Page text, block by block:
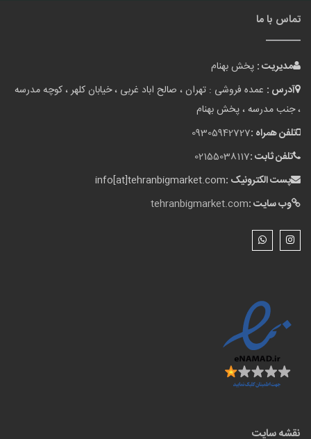
تماس با ما
مدیریت : پخش بهنام
آدرس : عمده فروشی : تهران ، صالح اباد غربی ، خیابان کلهر ، کوچه مدرسه
، جنب مدرسه ، پخش بهنام
تلفن همراه :09305942727
تلفن ثابت :02155038117
پست الکترونیک :info[at]tehranbigmarket.com
وب سایت :tehranbigmarket.com
نقشه سایت